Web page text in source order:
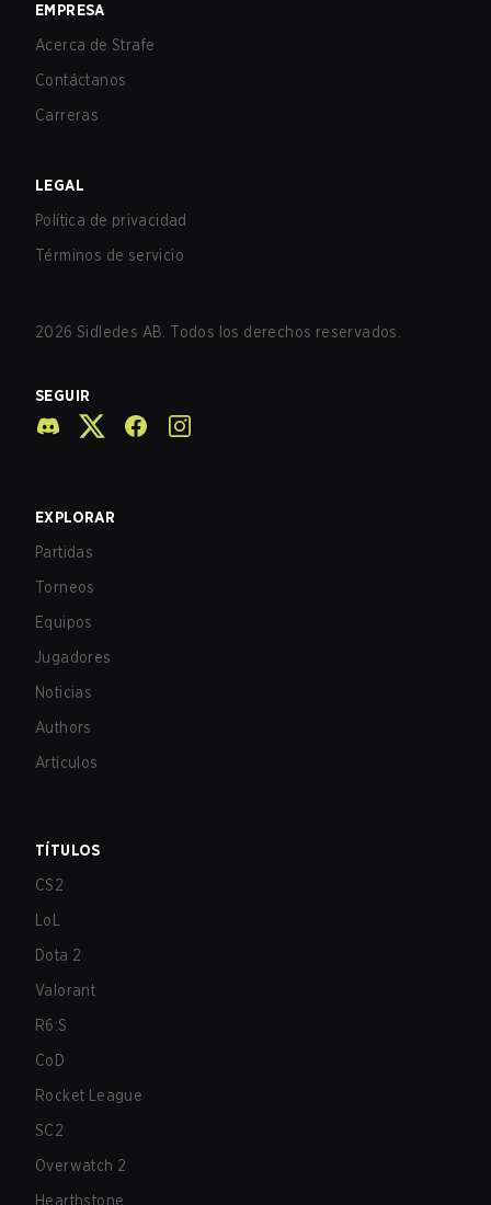
EMPRESA
Acerca de Strafe
Contáctanos
Carreras
LEGAL
Política de privacidad
Términos de servicio
2026 Sidledes AB. Todos los derechos reservados.
SEGUIR
EXPLORAR
Partidas
Torneos
Equipos
Jugadores
Noticias
Authors
Artículos
TÍTULOS
CS2
LoL
Dota 2
Valorant
R6:S
CoD
Rocket League
SC2
Overwatch 2
Hearthstone